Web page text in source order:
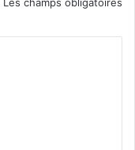
Les champs obligatoires